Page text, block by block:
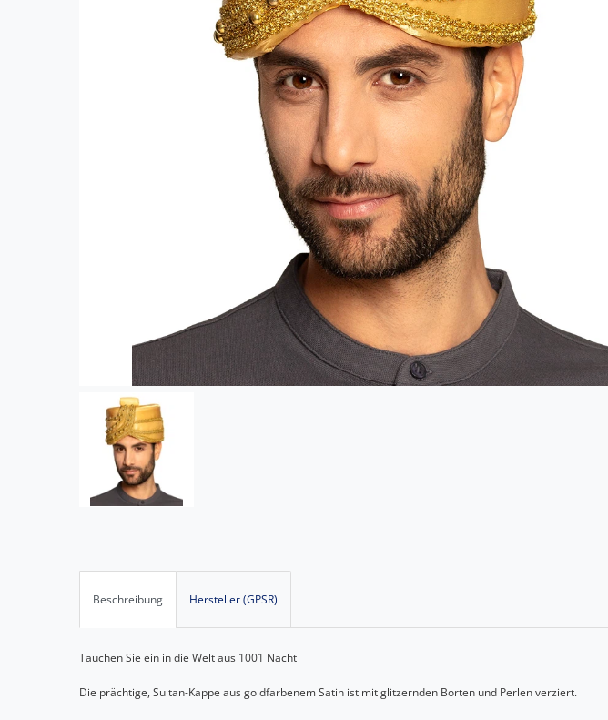
Beschreibung Hersteller (GPSR)
Tauchen Sie ein in die Welt aus 1001 Nacht
Die prächtige, Sultan-Kappe aus goldfarbenem Satin ist mit glitzernden Borten und Perlen verziert.